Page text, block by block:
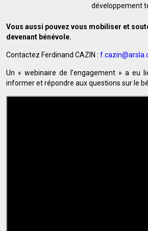
développement
Vous aussi pouvez vous mobiliser et
devenant bénévole.
Contactez Ferdinand CAZIN :
Un « webinaire de l’engagement » a eu
informer et répondre aux questions sur le